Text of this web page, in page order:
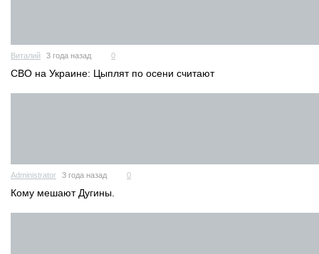
Виталий 3 года назад 0
СВО на Украине: Цыплят по осени считают
Administrator 3 года назад 0
Кому мешают Дугины.